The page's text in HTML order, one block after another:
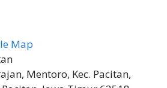
Map
Mentoro, Kec. Pacitan,